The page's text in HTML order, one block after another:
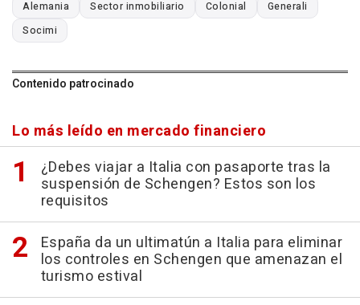
Alemania Sector inmobiliario Colonial
Generali
Socimi
Contenido patrocinado
Lo más leído en mercado financiero
¿Debes viajar a Italia con pasaporte tras la
suspensión de Schengen? Estos son los
requisitos
España da un ultimatún a Italia para eliminar
los controles en Schengen que amenazan el
turismo estival